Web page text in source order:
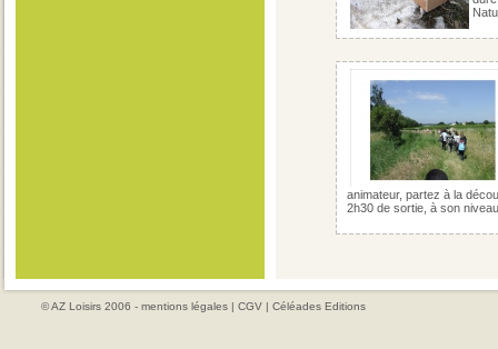
animateur, partez à la
2h30 de sortie, à son
© AZ Loisirs 2006 - mentions légales | CGV | Céléades Editions